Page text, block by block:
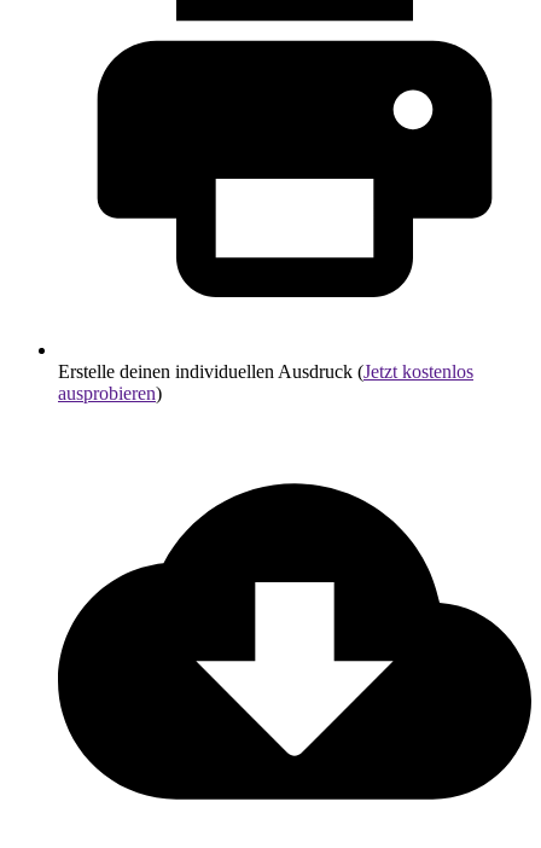
Erstelle deinen individuellen Ausdruck (Jetzt kostenlos
ausprobieren)